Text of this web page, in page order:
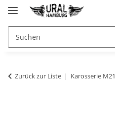
Zurück zur Liste Karosserie M21